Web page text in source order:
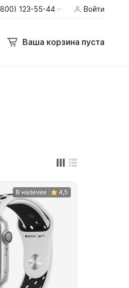
123-55-44 Войти
Ваша корзина пуста
В наличии 4,5